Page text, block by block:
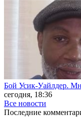
Бой Усик-Уайлдер.
сегодня, 18:36
Все новости
Последние